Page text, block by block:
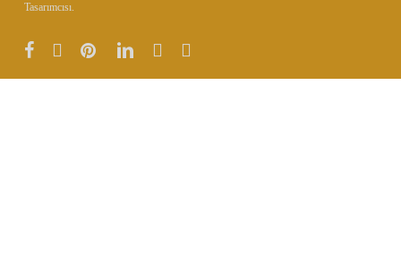
Tasarımcısı.
facebookvimeo pinterest linkedin instagrambehance